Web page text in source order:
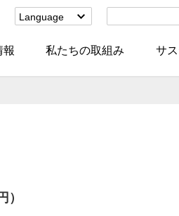
Language
(Corporate)
報 私たちの取組み サ
）